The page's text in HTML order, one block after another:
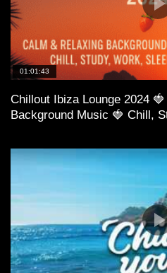
01:01:43
Chillout Ibiza Lounge 2024
Background Music 🍓 Chill,